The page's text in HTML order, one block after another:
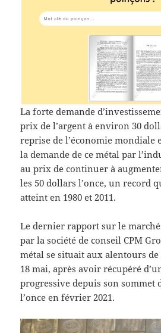
La forte demande
prix de l’argent à environ 30
reprise de l’économie mondiale
la demande de ce métal par
au prix de continuer à
les 50 dollars l’once, un record
atteint en 1980 et 2011.
Le dernier rapport sur le
par la société de conseil CPM
métal se situait aux alentours de
18 mai, après avoir récupéré
progressive depuis son sommet
l’once en février 2021.